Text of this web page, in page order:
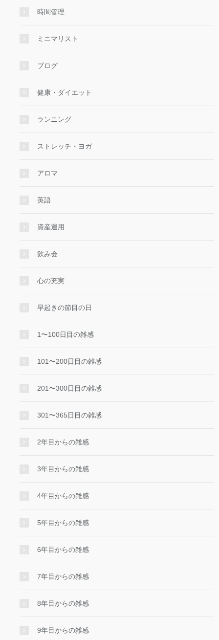
時間管理
ミニマリスト
ブログ
健康・ダイエット
ランニング
ストレッチ・ヨガ
アロマ
英語
資産運用
飲み会
心の充実
早起きの節目の日
1〜100日目の雑感
101〜200日目の雑感
201〜300日目の雑感
301〜365日目の雑感
2年目からの雑感
3年目からの雑感
4年目からの雑感
5年目からの雑感
6年目からの雑感
7年目からの雑感
8年目からの雑感
9年目からの雑感